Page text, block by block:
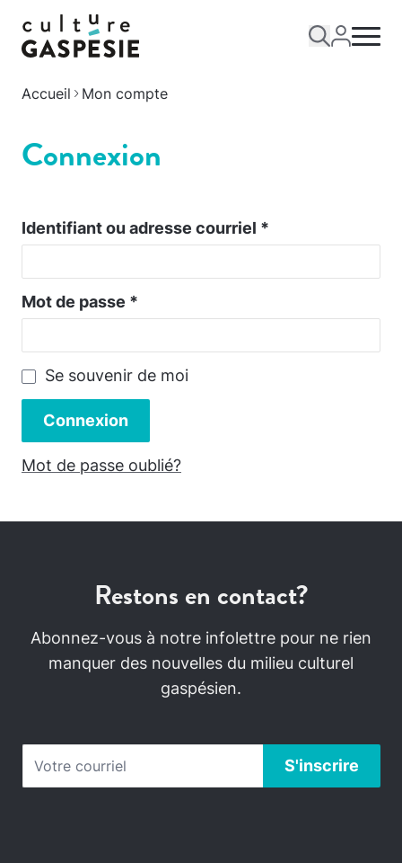
Accueil Mon compte
Connexion
Identifiant ou adresse courriel *
Mot de passe *
Se souvenir de moi
Connexion
Mot de passe oublié?
Restons en contact?
Abonnez-vous à notre infolettre pour ne rien
manquer des nouvelles du milieu culturel
gaspésien.